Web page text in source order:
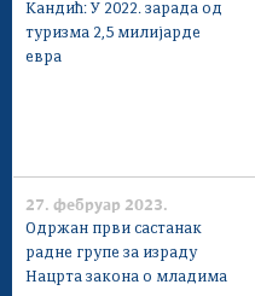
Кандић: У 2022. зарада од
туризма 2,5 милијарде
евра
27. фебруар 2023.
Одржан први састанак
радне групе за израду
Нацрта закона о младима